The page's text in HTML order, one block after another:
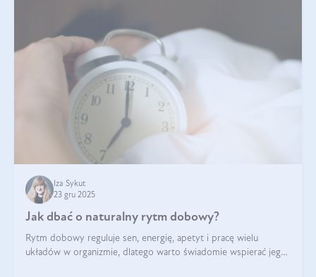
Iza Sykut
23 gru 2025
Jak dbać o naturalny rytm dobowy?
Rytm dobowy reguluje sen, energię, apetyt i pracę wielu
układów w organizmie, dlatego warto świadomie wspierać jego